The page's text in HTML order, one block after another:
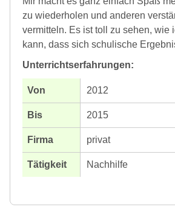
zu wiederholen und anderen
vermitteln. Es ist toll zu sehen, wie
kann, dass sich schulische
Unterrichtserfahrungen:
2012
2015
privat
Nachhilfe